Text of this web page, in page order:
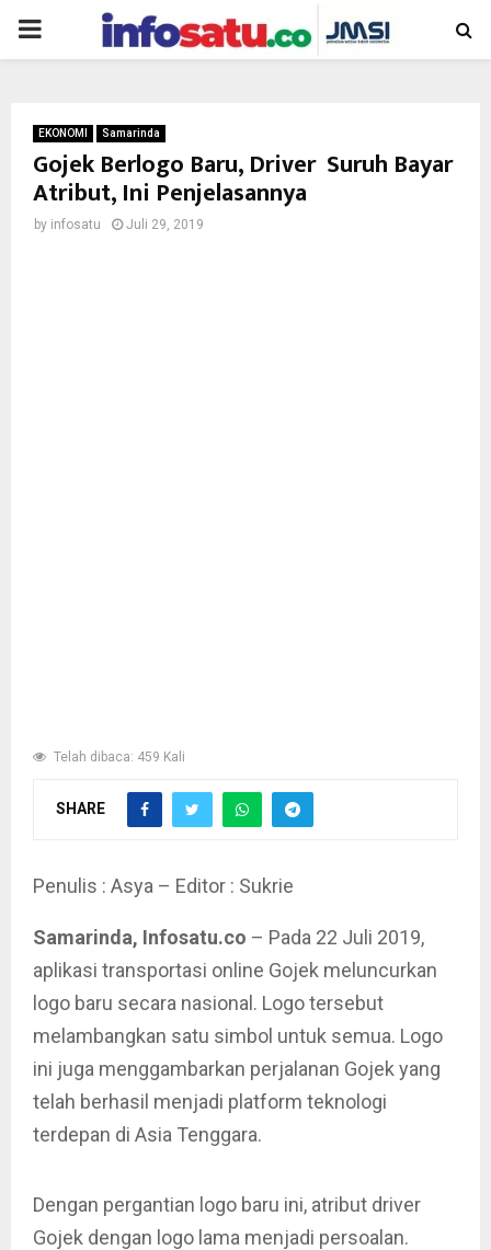
PRIMARY
EKONOMI Samarinda
Gojek Berlogo Baru, Driver Suruh Bayar
Atribut, Ini Penjelasannya
by infosatu Juli 29, 2019
Telah dibaca: 459 Kali
SHARE
Penulis : Asya – Editor : Sukrie
Samarinda, Infosatu.co – Pada 22 Juli 2019,
aplikasi transportasi online Gojek meluncurkan
logo baru secara nasional. Logo tersebut
melambangkan satu simbol untuk semua. Logo
ini juga menggambarkan perjalanan Gojek yang
telah berhasil menjadi platform teknologi
terdepan di Asia Tenggara.
Dengan pergantian logo baru ini, atribut driver
Gojek dengan logo lama menjadi persoalan.